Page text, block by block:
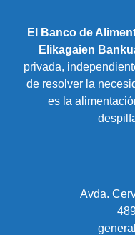
El Banco de
Elikagaien
privada,
de resolver la
es la
Avda.